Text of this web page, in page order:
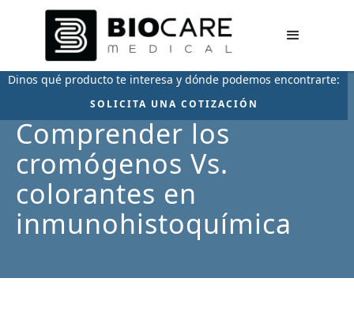
Dinos qué producto te interesa y dónde podemos encontrarte:
SOLICITA UNA COTIZACIÓN
Comprender los
cromógenos Vs.
colorantes en
inmunohistoquímica